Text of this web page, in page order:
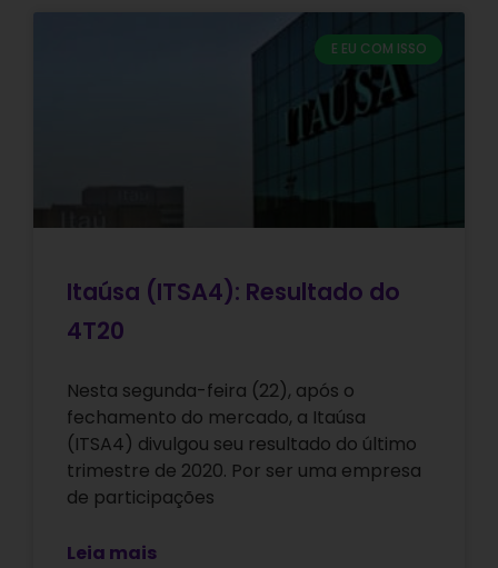
E EU COM ISSO
Itaúsa (ITSA4): Resultado do
4T20
Nesta segunda-feira (22), após o
fechamento do mercado, a Itaúsa
(ITSA4) divulgou seu resultado do último
trimestre de 2020. Por ser uma empresa
de participações
Leia mais